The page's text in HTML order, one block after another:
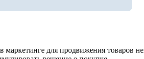
маркетинге для продвижения товаров